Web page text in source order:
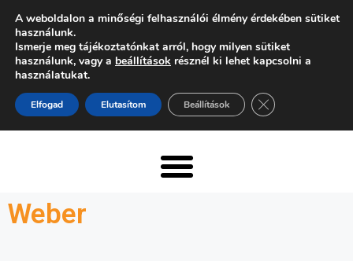
Weber
A weboldalon a minőségi felhasználói élmény érdekében sütiket
használunk.
Ismerje meg tájékoztatónkat arról, hogy milyen sütiket
használunk, vagy a beállítások résznél ki lehet kapcsolni a
használatukat.
Elfogad Elutasítom Beállítások Close GDPR